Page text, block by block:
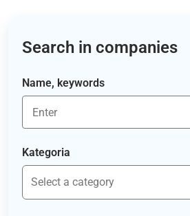
Search in companies
Name, keywords
Kategoria